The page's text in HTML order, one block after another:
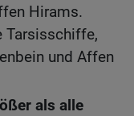
Hirams.
Tarsisschiffe,
und Affen
als alle